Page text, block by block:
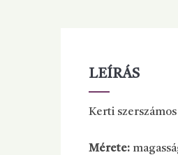
LEÍRÁS
Kerti
Mérete: